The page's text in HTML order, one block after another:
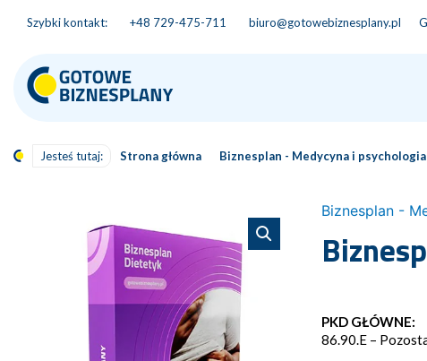
Szybki kontakt: +48 729-475-711 biuro@gotowebiznesplany.pl
Jesteś tutaj: Strona główna Biznesplan - Medycyna i psychologia
Biznesplan -
PKD GŁÓWNE:
86.90.E –